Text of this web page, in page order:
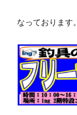
なっております。